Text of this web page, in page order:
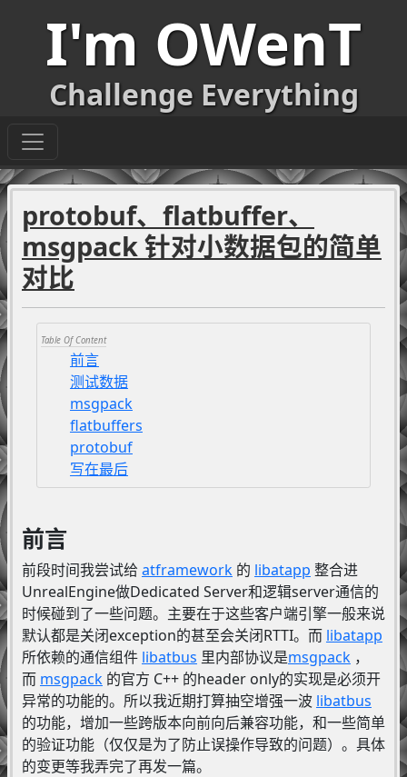
I'm OWenT
Challenge Everything
protobuf、flatbuffer、
msgpack 针对小数据包的简单
对比
前言
测试数据
msgpack
flatbuffers
protobuf
写在最后
前言
前段时间我尝试给 atframework的 libatapp 整合进
UnrealEngine做Dedicated Server和逻辑server通信的
时候碰到了一些问题。主要在于这些客户端引擎一般来说
默认都是关闭exception的甚至会关闭RTTI。而 libatapp
所依赖的通信组件 libatbus 里内部协议是msgpack，
而 msgpack的官方 C++ 的header only的实现是必须开
异常的功能的。所以我近期打算抽空增强一波 libatbus
的功能，增加一些跨版本向前向后兼容功能，和一些简单
的验证功能（仅仅是为了防止误操作导致的问题）。具体
的变更等我弄完了再发一篇。